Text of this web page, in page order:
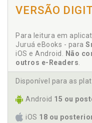
Diferenciações
E
Ecossistema
Efeito silo, p. 91
Efeito silo na
VERSÃO
Para leitura em
Juruá eBooks - para
iOS e Android. Não
outros e-Readers.
Disponível para as
Android 15 ou
iOS 18 ou